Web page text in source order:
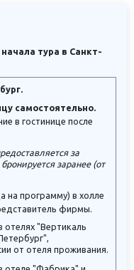
тура в Санкт-
самостоятельно.
в гостинице после
за
заранее (от
на программу) в холле
фирмы.
"Вертикаль
от отеля проживания.